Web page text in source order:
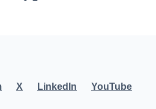
X LinkedIn YouTube